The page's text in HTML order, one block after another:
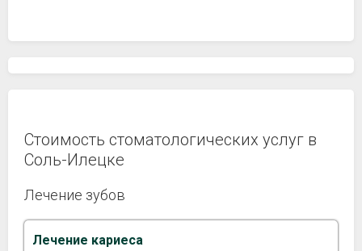
Стоимость стоматологических услуг в
Соль-Илецке
Лечение зубов
Лечение кариеса